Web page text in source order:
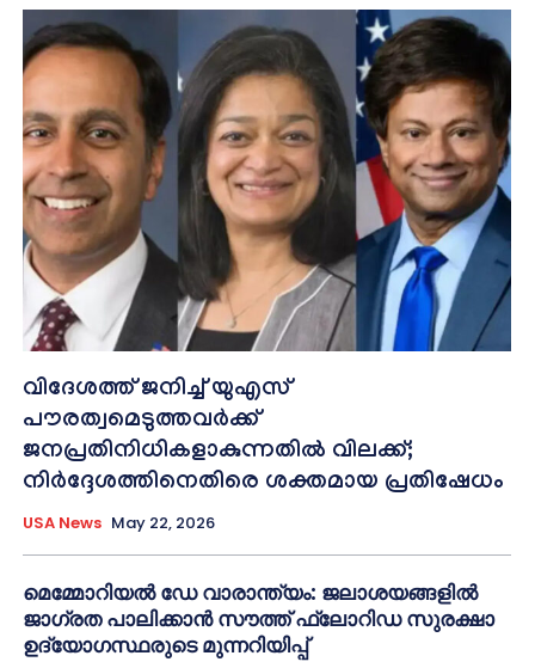
വിദേശത്ത് ജനിച്ച് യുഎസ്
പൗരത്വമെടുത്തവർക്ക്
ജനപ്രതിനിധികളാകുന്നതിൽ വിലക്ക്;
നിർദ്ദേശത്തിനെതിരെ ശക്തമായ പ്രതിഷേധം
USA News May 22, 2026
മെമ്മോറിയൽ ഡേ വാരാന്ത്യം: ജലാശയങ്ങളിൽ
ജാഗ്രത പാലിക്കാൻ സൗത്ത് ഫ്ലോറിഡ സുരക്ഷാ
ഉദ്യോഗസ്ഥരുടെ മുന്നറിയിപ്പ്